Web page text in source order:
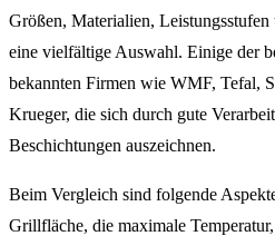
Größen, Materialien, Leistungsstufen
eine vielfältige Auswahl. Einige der
bekannten Firmen wie WMF, Tefal,
Krueger, die sich durch gute
Beschichtungen auszeichnen.
Beim Vergleich sind folgende
Grillfläche, die maximale